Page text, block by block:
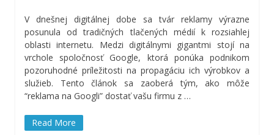
V dnešnej digitálnej dobe sa tvár reklamy výrazne
posunula od tradičných tlačených médií k rozsiahlej
oblasti internetu. Medzi digitálnymi gigantmi stojí na
vrchole spoločnosť Google, ktorá ponúka podnikom
pozoruhodné príležitosti na propagáciu ich výrobkov a
služieb. Tento článok sa zaoberá tým, ako môže
“reklama na Googli” dostať vašu firmu z …
Read More